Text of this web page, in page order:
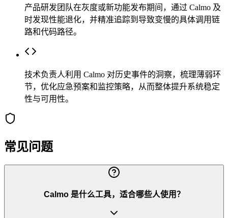
产品研发团队在灰度或新功能发布期间，通过 Calmo 及
时发现性能退化，并精准追踪到导致变慢的具体调用链
路和代码路径。
技术负责人利用 Calmo 对历史事件的洞察，梳理薄弱环
节，优化应急预案和监控策略，从而整体提升系统稳定
性与可用性。
常见问题
Calmo 是什么工具，适合哪些人使用？